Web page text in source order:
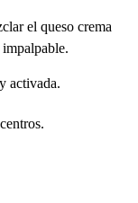
el queso crema
activada.